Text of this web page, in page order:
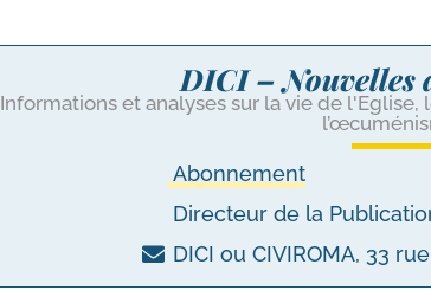
DICI – Nouvelles
Informations et analyses sur la vie de
Abonnement
Directeur de la
DICI ou CIVIROMA, 33